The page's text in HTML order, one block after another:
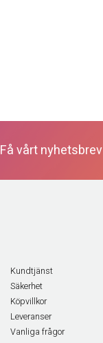
Få vårt nyhetsbrev
Kundtjänst
Säkerhet
Köpvillkor
Leveranser
Vanliga frågor